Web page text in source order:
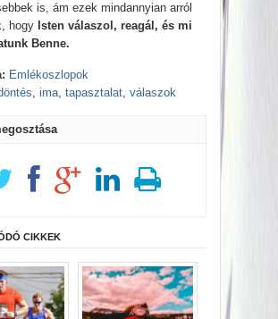
is, ám ezek mindannyian arról
hogy Isten válaszol, reagál, és mi
Benne.
Emlékoszlopok
, ima, tapasztalat, válaszok
CIKKEK